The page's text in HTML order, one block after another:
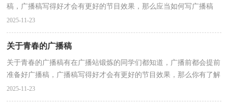
稿，广播稿写得好才会有更好的节目效果，那么应当如何写广播稿
呢？以下是小编为大家整理的心理健康广播稿，供大家参考...
2025-11-23
关于青春的广播稿
关于青春的广播稿有在广播站锻炼的同学们都知道，广播前都会提前
准备好广播稿，广播稿写得好才会有更好的节目效果，那么你有了解
过广播稿吗？以下是小编整理的关于青春的广播稿，欢迎...
2025-11-23